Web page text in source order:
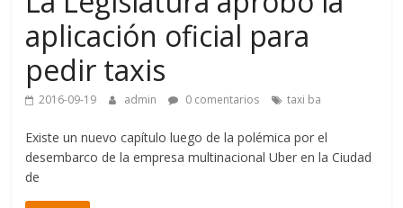
aplicación oficial para
pedir taxis
2016-09-19 admin 0 comentarios taxi ba
Existe un nuevo capítulo luego de la polémica por el
desembarco de la empresa multinacional Uber en la Ciudad
de